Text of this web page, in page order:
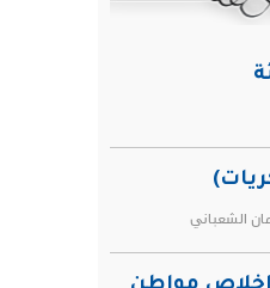
الشعباني